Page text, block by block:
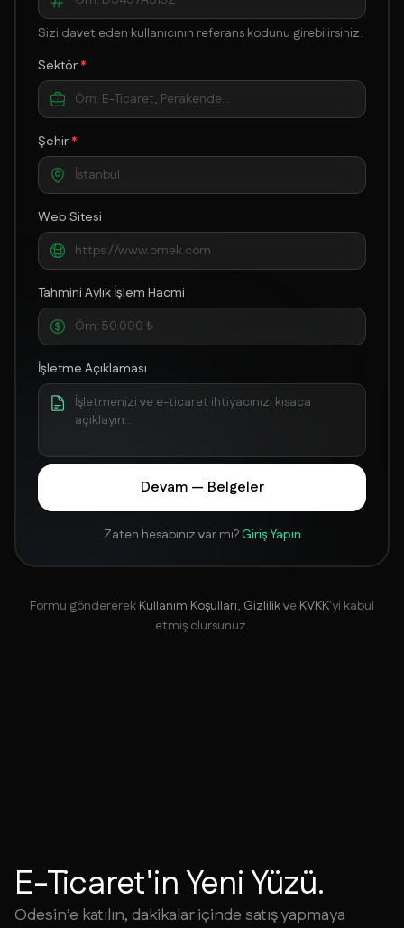
Sizi davet eden kullanıcının referans kodunu girebilirsiniz.
Sektör *
Şehir *
Web Sitesi
Tahmini Aylık İşlem Hacmi
İşletme Açıklaması
Devam — Belgeler
Zaten hesabınız var mı?Giriş Yapın
Formu göndererek Kullanım Koşulları, Gizlilikve KVKK'yi kabul
etmiş olursunuz.
E-Ticaret'in Yeni Yüzü.
Odesin’e katılın, dakikalar içinde satış yapmaya